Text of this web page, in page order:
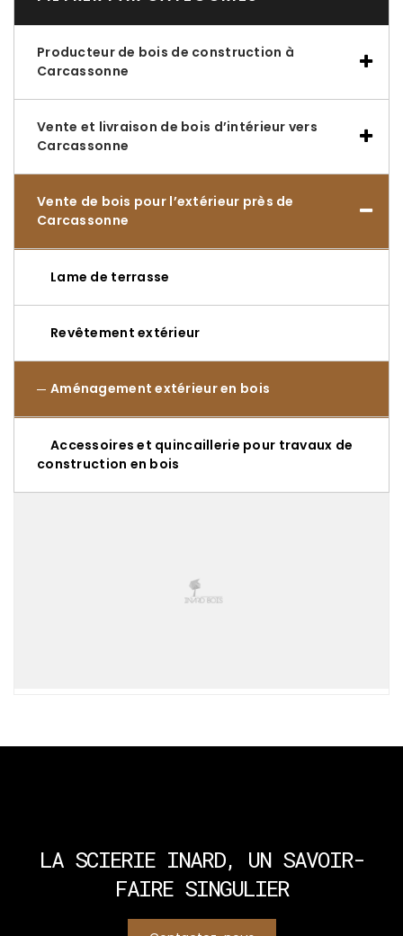
Producteur de bois de construction à
Carcassonne
Vente et livraison de bois d’intérieur vers
Carcassonne
Vente de bois pour l’extérieur près de
Carcassonne
Lame de terrasse
Revêtement extérieur
Aménagement extérieur en bois
Accessoires et quincaillerie pour travaux de
construction en bois
LA SCIERIE INARD, UN SAVOIR-
FAIRE SINGULIER